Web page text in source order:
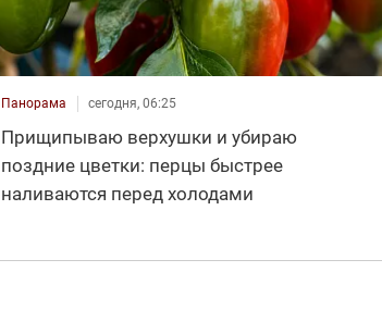
Панорама сегодня, 06:25
Прищипываю верхушки и убираю
поздние цветки: перцы быстрее
наливаются перед холодами